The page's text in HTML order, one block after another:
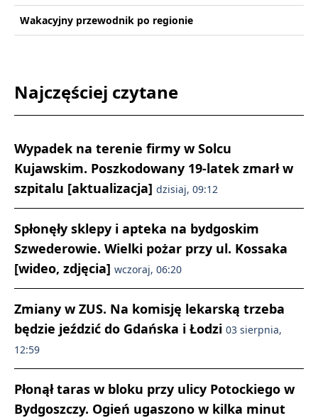
Wakacyjny przewodnik po regionie
Najczęściej czytane
Wypadek na terenie firmy w Solcu
Kujawskim. Poszkodowany 19-latek zmarł w
szpitalu [aktualizacja] dzisiaj, 09:12
Spłonęły sklepy i apteka na bydgoskim
Szwederowie. Wielki pożar przy ul. Kossaka
[wideo, zdjęcia] wczoraj, 06:20
Zmiany w ZUS. Na komisję lekarską trzeba
będzie jeździć do Gdańska i Łodzi 03 sierpnia,
12:59
Płonął taras w bloku przy ulicy Potockiego w
Bydgoszczy. Ogień ugaszono w kilka minut